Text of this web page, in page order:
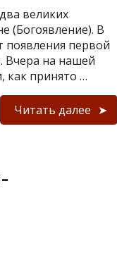
великих
(Богоявление). В
первой
Вчера на нашей
как принято …
Читать далее